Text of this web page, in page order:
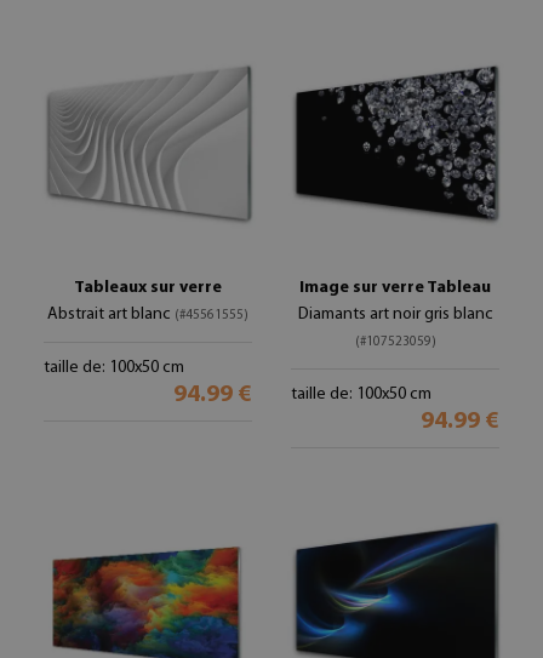
Tableaux sur verre
Abstrait art blanc (#45561555)
taille de: 100x50 cm
94.99 €
Image sur verre Tableau
Diamants art noir gris blanc
(#107523059)
taille de: 100x50 cm
94.99 €